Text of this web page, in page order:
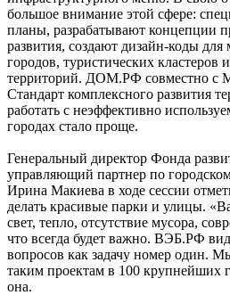
большое внимание этой сфере:
планы, разрабатывают концепции
развития, создают дизайн-коды
городов, туристических
территорий. ДОМ.РФ совместно с
Стандарт комплексного развития
работать с неэффективно
городах стало проще.
Генеральный директор Фонда
управляющий партнер по
Ирина Макиева в ходе сессии
делать красивые парки и улицы.
свет, тепло, отсутствие мусора,
что всегда будет важно. ВЭБ.РФ
вопросов как задачу номер один.
таким проектам в 100 крупнейших
она.